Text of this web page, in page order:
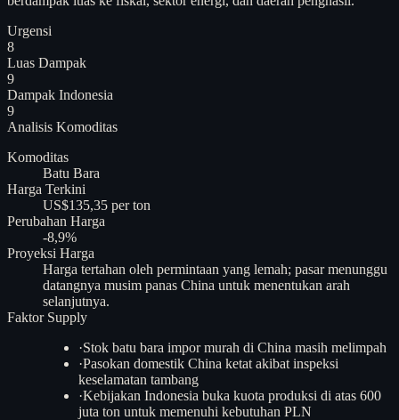
Urgensi
8
Luas Dampak
9
Dampak Indonesia
9
Analisis Komoditas
Komoditas
Batu Bara
Harga Terkini
US$135,35 per ton
Perubahan Harga
-8,9%
Proyeksi Harga
Harga tertahan oleh permintaan yang lemah; pasar menunggu
datangnya musim panas China untuk menentukan arah
selanjutnya.
Faktor Supply
·Stok batu bara impor murah di China masih melimpah
·Pasokan domestik China ketat akibat inspeksi
keselamatan tambang
·Kebijakan Indonesia buka kuota produksi di atas 600
juta ton untuk memenuhi kebutuhan PLN